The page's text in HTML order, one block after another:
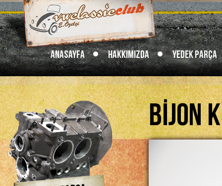
Anasayfa Hakkımızda Yedek Parça
Bijon